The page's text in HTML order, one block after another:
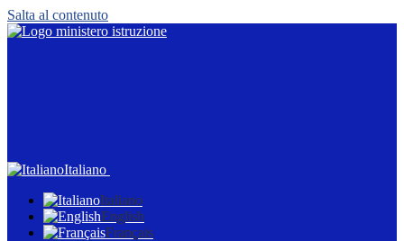
Salta al contenuto
Italiano
Italiano
English
Français